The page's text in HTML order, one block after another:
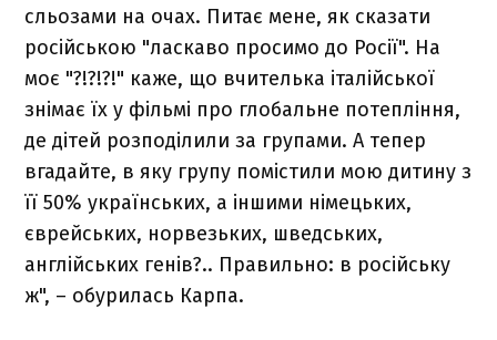
сльозами на очах. Питає мене, як сказати
російською "ласкаво просимо до Росії". На
моє "?!?!?!" каже, що вчителька італійської
знімає їх у фільмі про глобальне потепління,
де дітей розподілили за групами. А тепер
вгадайте, в яку групу помістили мою дитину з
її 50% українських, а іншими німецьких,
єврейських, норвезьких, шведських,
англійських генів?.. Правильно: в російську
ж", – обурилась Карпа.